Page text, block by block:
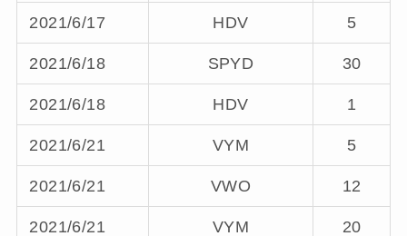
2021/6/17 HDV 5
2021/6/18 SPYD 30
2021/6/18 HDV 1
2021/6/21 VYM 5
2021/6/21 VWO 12
2021/6/21 VYM 20